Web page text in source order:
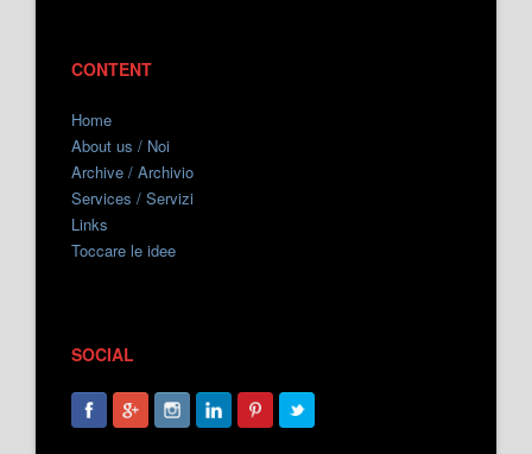
CONTENT
Home
About us / Noi
Archive / Archivio
Services / Servizi
Links
Toccare le idee
SOCIAL